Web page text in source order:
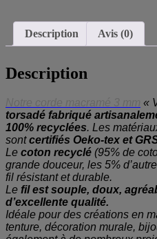
Description Avis (0)
Description
«
torsadé fabriqué
100% recyclées. Les
sontcertifiés Oeko-tex et
Le coton recyclé (95% de
grande douceur, les 5%
fil résistant et durable.
Le fil est souple, doux,
d’excellente qualité.
Idéale pour des créations en
tenture, décoration murale,